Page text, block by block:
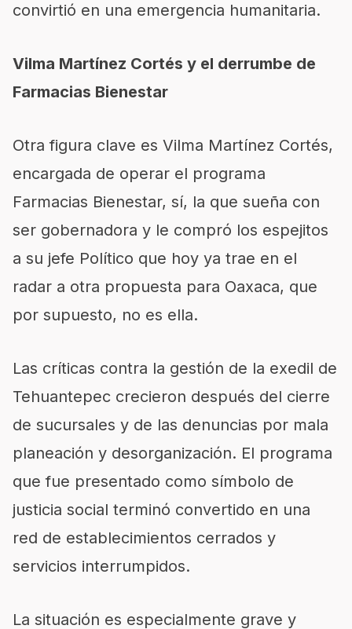
convirtió en una emergencia humanitaria.
Vilma Martínez Cortés y el derrumbe de
Farmacias Bienestar
Otra figura clave es Vilma Martínez Cortés,
encargada de operar el programa
Farmacias Bienestar, sí, la que sueña con
ser gobernadora y le compró los espejitos
a su jefe Político que hoy ya trae en el
radar a otra propuesta para Oaxaca, que
por supuesto, no es ella.
Las críticas contra la gestión de la exedil de
Tehuantepec crecieron después del cierre
de sucursales y de las denuncias por mala
planeación y desorganización. El programa
que fue presentado como símbolo de
justicia social terminó convertido en una
red de establecimientos cerrados y
servicios interrumpidos.
La situación es especialmente grave y